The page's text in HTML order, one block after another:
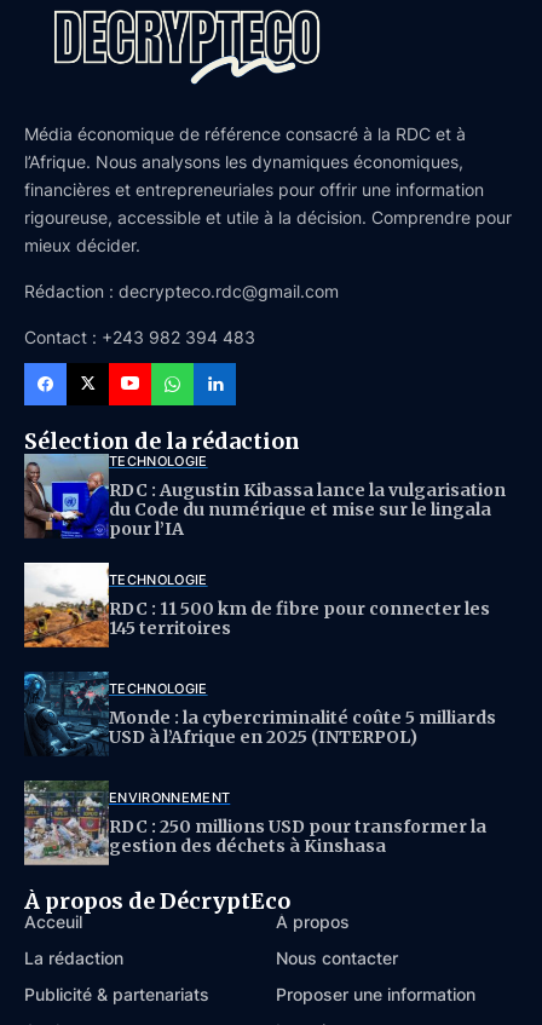
Média économique de référence consacré à la RDC et à
l’Afrique. Nous analysons les dynamiques économiques,
financières et entrepreneuriales pour offrir une information
rigoureuse, accessible et utile à la décision. Comprendre pour
mieux décider.
Rédaction : decrypteco.rdc@gmail.com
Contact : +243 982 394 483
Sélection de la rédaction
TECHNOLOGIE
RDC : Augustin Kibassa lance la vulgarisation
du Code du numérique et mise sur le lingala
pour l’IA
TECHNOLOGIE
RDC : 11 500 km de fibre pour connecter les
145 territoires
TECHNOLOGIE
Monde : la cybercriminalité coûte 5 milliards
USD à l’Afrique en 2025 (INTERPOL)
ENVIRONNEMENT
RDC : 250 millions USD pour transformer la
gestion des déchets à Kinshasa
À propos de DécryptEco
Acceuil
À propos
La rédaction
Nous contacter
Publicité & partenariats
Proposer une information